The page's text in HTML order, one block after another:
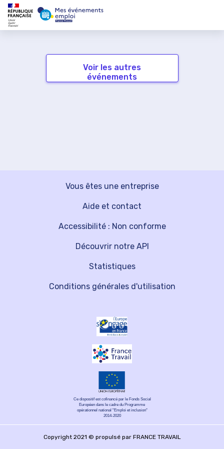
Voir les autres
événements
Vous êtes une entreprise
Découvrir notre API
Aide et contact
Statistiques
Accessibilité : Non conforme
Conditions générales d'utilisation
Ce dispositif est cofinancé par le Fonds Social
Européen dans le cadre du Programme
opérationnel national "Emploi et inclusion"
2014-2020
Copyright 2021 © propulsé par FRANCE TRAVAIL